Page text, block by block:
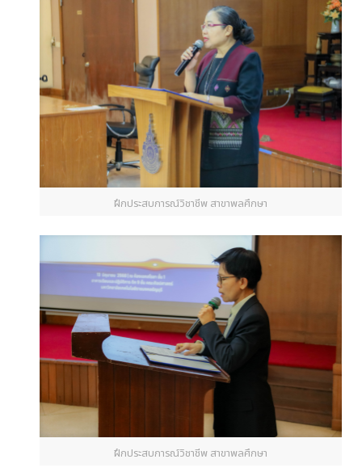
ฝึกประสบการณ์วิชาชีพ สาขาพลศึกษา
ฝึกประสบการณ์วิชาชีพ สาขาพลศึกษา